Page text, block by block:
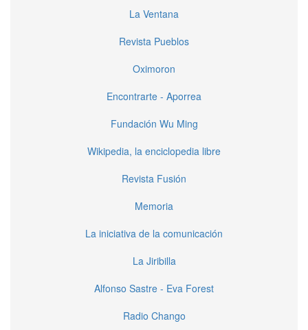
La Ventana
Revista Pueblos
Oximoron
Encontrarte - Aporrea
Fundación Wu Ming
Wikipedia, la enciclopedia libre
Revista Fusión
Memoria
La iniciativa de la comunicación
La Jiribilla
Alfonso Sastre - Eva Forest
Radio Chango